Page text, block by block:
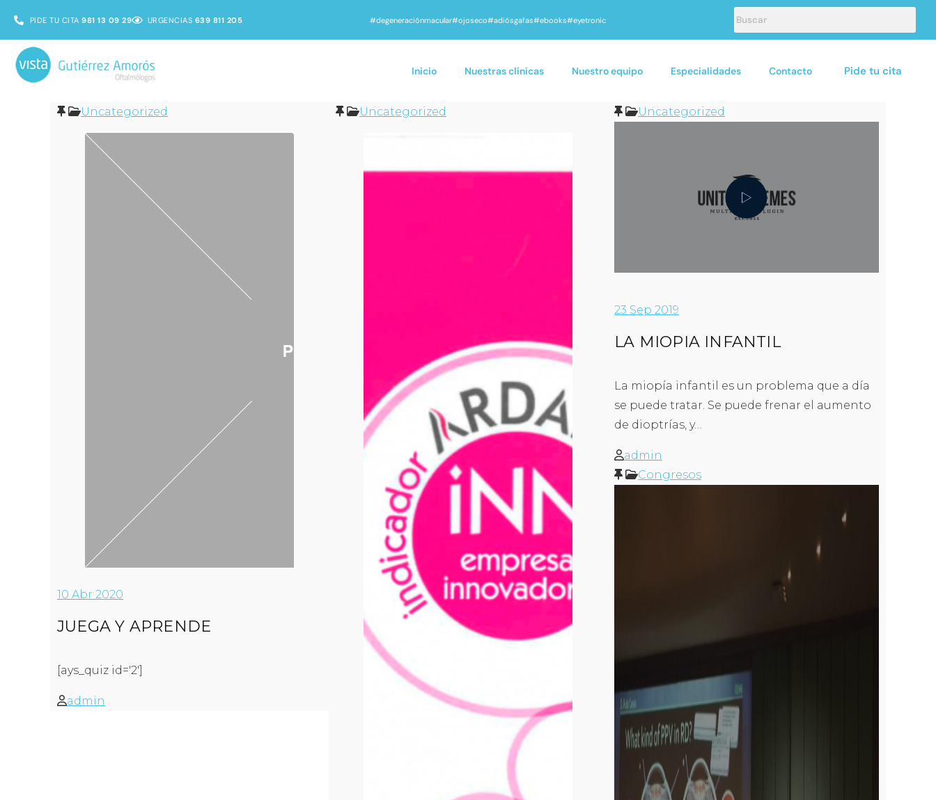
PIDE TU CITA 981 13 09 29 URGENCIAS 639 811 205 #degeneraciónmacular#ojoseco#adiósgafas#ebooks#eyetronic
Inicio Nuestras clínicas Nuestro equipo Especialidades Contacto Pide tu cita
Uncategorized
10 Abr 2020
JUEGA Y APRENDE
[ays_quiz id='2']
admin
Uncategorized Uncategorized
23 Sep 2019
LA MIOPIA INFANTIL
La miopía infantil es un problema que a día
se puede tratar. Se puede frenar el aumento
de dioptrías, y…
admin
Congresos